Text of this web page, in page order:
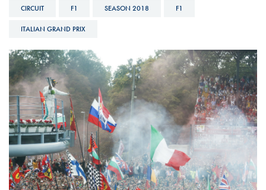
CIRCUIT F1 SEASON 2018 F1
ITALIAN GRAND PRIX